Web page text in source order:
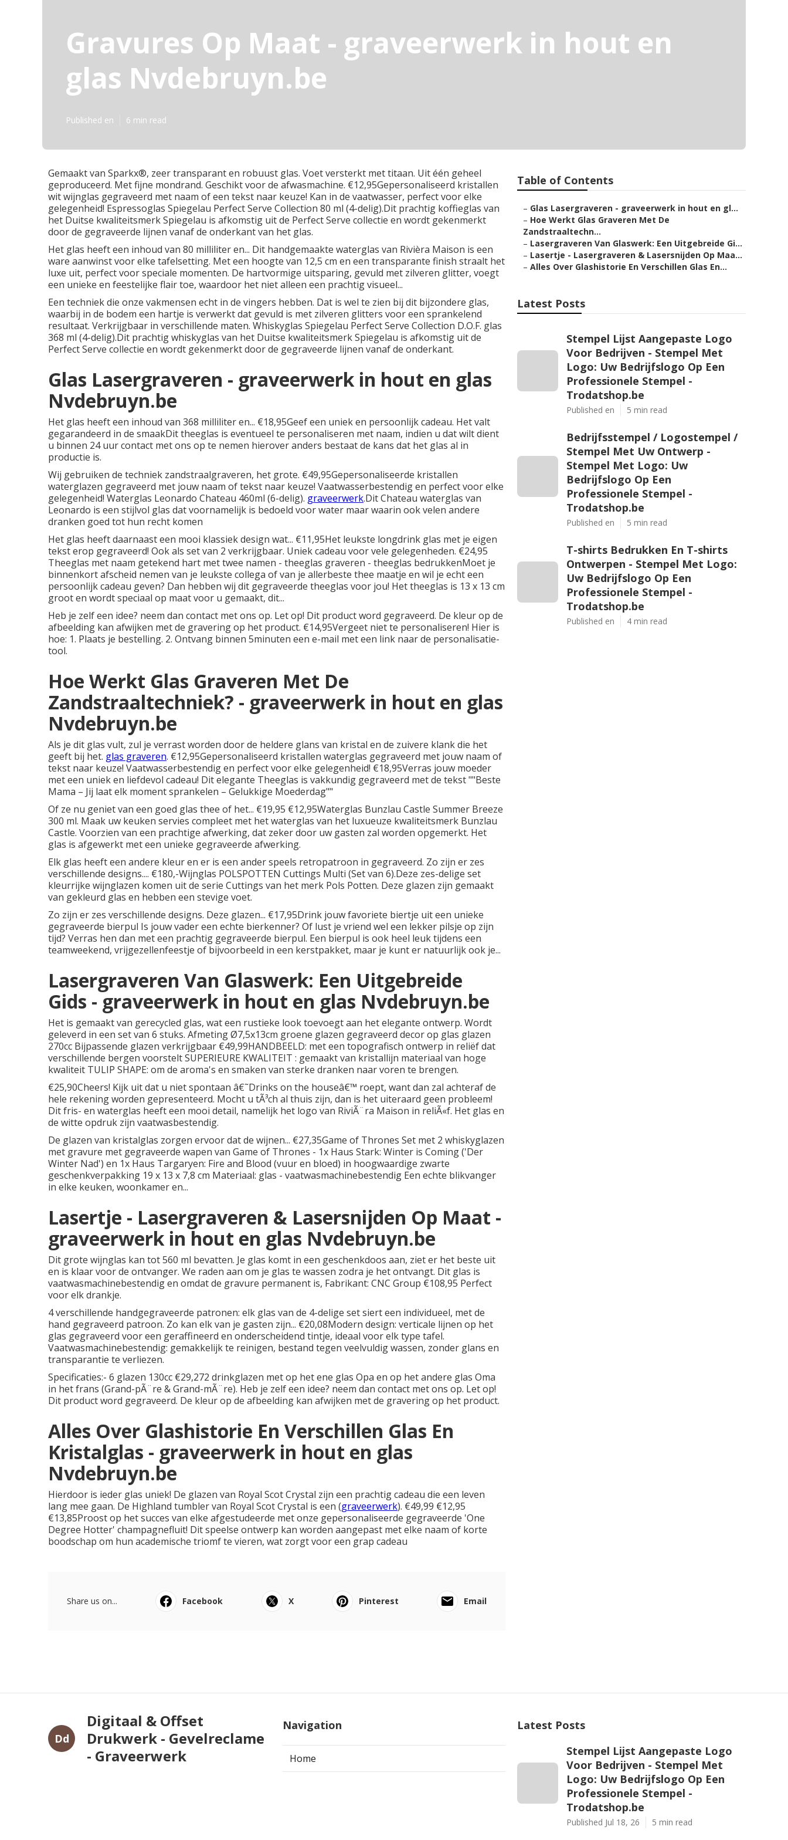
Gravures Op Maat - graveerwerk in hout en
glas Nvdebruyn.be
Published en 6 min read
Gemaakt van Sparkx®, zeer transparant en robuust glas. Voet versterkt met titaan. Uit één geheel
geproduceerd. Met fijne mondrand. Geschikt voor de afwasmachine. €12,95Gepersonaliseerd kristallen
wit wijnglas gegraveerd met naam of een tekst naar keuze! Kan in de vaatwasser, perfect voor elke
gelegenheid! Espressoglas Spiegelau Perfect Serve Collection 80 ml (4-delig).Dit prachtig koffieglas van
het Duitse kwaliteitsmerk Spiegelau is afkomstig uit de Perfect Serve collectie en wordt gekenmerkt
door de gegraveerde lijnen vanaf de onderkant van het glas.
Het glas heeft een inhoud van 80 milliliter en... Dit handgemaakte waterglas van Rivièra Maison is een
ware aanwinst voor elke tafelsetting. Met een hoogte van 12,5 cm en een transparante finish straalt het
luxe uit, perfect voor speciale momenten. De hartvormige uitsparing, gevuld met zilveren glitter, voegt
een unieke en feestelijke flair toe, waardoor het niet alleen een prachtig visueel...
Een techniek die onze vakmensen echt in de vingers hebben. Dat is wel te zien bij dit bijzondere glas,
waarbij in de bodem een hartje is verwerkt dat gevuld is met zilveren glitters voor een sprankelend
resultaat. Verkrijgbaar in verschillende maten. Whiskyglas Spiegelau Perfect Serve Collection D.O.F. glas
368 ml (4-delig).Dit prachtig whiskyglas van het Duitse kwaliteitsmerk Spiegelau is afkomstig uit de
Perfect Serve collectie en wordt gekenmerkt door de gegraveerde lijnen vanaf de onderkant.
Glas Lasergraveren - graveerwerk in hout en glas
Nvdebruyn.be
Het glas heeft een inhoud van 368 milliliter en... €18,95Geef een uniek en persoonlijk cadeau. Het valt
gegarandeerd in de smaakDit theeglas is eventueel te personaliseren met naam, indien u dat wilt dient
u binnen 24 uur contact met ons op te nemen hierover anders bestaat de kans dat het glas al in
productie is.
Wij gebruiken de techniek zandstraalgraveren, het grote. €49,95Gepersonaliseerde kristallen
waterglazen gegraveerd met jouw naam of tekst naar keuze! Vaatwasserbestendig en perfect voor elke
gelegenheid! Waterglas Leonardo Chateau 460ml (6-delig). graveerwerk.Dit Chateau waterglas van
Leonardo is een stijlvol glas dat voornamelijk is bedoeld voor water maar waarin ook velen andere
dranken goed tot hun recht komen
Het glas heeft daarnaast een mooi klassiek design wat... €11,95Het leukste longdrink glas met je eigen
tekst erop gegraveerd! Ook als set van 2 verkrijgbaar. Uniek cadeau voor vele gelegenheden. €24,95
Theeglas met naam getekend hart met twee namen - theeglas graveren - theeglas bedrukkenMoet je
binnenkort afscheid nemen van je leukste collega of van je allerbeste thee maatje en wil je echt een
persoonlijk cadeau geven? Dan hebben wij dit gegraveerde theeglas voor jou! Het theeglas is 13 x 13 cm
groot en wordt speciaal op maat voor u gemaakt, dit...
Heb je zelf een idee? neem dan contact met ons op. Let op! Dit product word gegraveerd. De kleur op de
afbeelding kan afwijken met de gravering op het product. €14,95Vergeet niet te personaliseren! Hier is
hoe: 1. Plaats je bestelling. 2. Ontvang binnen 5minuten een e-mail met een link naar de personalisatie-
tool.
Hoe Werkt Glas Graveren Met De
Zandstraaltechniek? - graveerwerk in hout en glas
Nvdebruyn.be
Als je dit glas vult, zul je verrast worden door de heldere glans van kristal en de zuivere klank die het
geeft bij het. glas graveren. €12,95Gepersonaliseerd kristallen waterglas gegraveerd met jouw naam of
tekst naar keuze! Vaatwasserbestendig en perfect voor elke gelegenheid! €18,95Verras jouw moeder
met een uniek en liefdevol cadeau! Dit elegante Theeglas is vakkundig gegraveerd met de tekst ""Beste
Mama – Jij laat elk moment sprankelen – Gelukkige Moederdag""
Of ze nu geniet van een goed glas thee of het... €19,95 €12,95Waterglas Bunzlau Castle Summer Breeze
300 ml. Maak uw keuken servies compleet met het waterglas van het luxueuze kwaliteitsmerk Bunzlau
Castle. Voorzien van een prachtige afwerking, dat zeker door uw gasten zal worden opgemerkt. Het
glas is afgewerkt met een unieke gegraveerde afwerking.
Elk glas heeft een andere kleur en er is een ander speels retropatroon in gegraveerd. Zo zijn er zes
verschillende designs.... €180,-Wijnglas POLSPOTTEN Cuttings Multi (Set van 6).Deze zes-delige set
kleurrijke wijnglazen komen uit de serie Cuttings van het merk Pols Potten. Deze glazen zijn gemaakt
van gekleurd glas en hebben een stevige voet.
Zo zijn er zes verschillende designs. Deze glazen... €17,95Drink jouw favoriete biertje uit een unieke
gegraveerde bierpul Is jouw vader een echte bierkenner? Of lust je vriend wel een lekker pilsje op zijn
tijd? Verras hen dan met een prachtig gegraveerde bierpul. Een bierpul is ook heel leuk tijdens een
teamweekend, vrijgezellenfeestje of bijvoorbeeld in een kerstpakket, maar je kunt er natuurlijk ook je...
Lasergraveren Van Glaswerk: Een Uitgebreide
Gids - graveerwerk in hout en glas Nvdebruyn.be
Het is gemaakt van gerecycled glas, wat een rustieke look toevoegt aan het elegante ontwerp. Wordt
geleverd in een set van 6 stuks. Afmeting Ø7,5x13cm groene glazen gegraveerd decor op glas glazen
270cc Bijpassende glazen verkrijgbaar €49,99HANDBEELD: met een topografisch ontwerp in reliëf dat
verschillende bergen voorstelt SUPERIEURE KWALITEIT : gemaakt van kristallijn materiaal van hoge
kwaliteit TULIP SHAPE: om de aroma's en smaken van sterke dranken naar voren te brengen.
€25,90Cheers! Kijk uit dat u niet spontaan â€˜Drinks on the houseâ€™ roept, want dan zal achteraf de
hele rekening worden gepresenteerd. Mocht u tÃ³ch al thuis zijn, dan is het uiteraard geen probleem!
Dit fris- en waterglas heeft een mooi detail, namelijk het logo van RiviÃ¨ra Maison in reliÃ«f. Het glas en
de witte opdruk zijn vaatwasbestendig.
De glazen van kristalglas zorgen ervoor dat de wijnen... €27,35Game of Thrones Set met 2 whiskyglazen
met gravure met gegraveerde wapen van Game of Thrones - 1x Haus Stark: Winter is Coming ('Der
Winter Nad') en 1x Haus Targaryen: Fire and Blood (vuur en bloed) in hoogwaardige zwarte
geschenkverpakking 19 x 13 x 7,8 cm Materiaal: glas - vaatwasmachinebestendig Een echte blikvanger
in elke keuken, woonkamer en...
Lasertje - Lasergraveren & Lasersnijden Op Maat -
graveerwerk in hout en glas Nvdebruyn.be
Dit grote wijnglas kan tot 560 ml bevatten. Je glas komt in een geschenkdoos aan, ziet er het beste uit
en is klaar voor de ontvanger. We raden aan om je glas te wassen zodra je het ontvangt. Dit glas is
vaatwasmachinebestendig en omdat de gravure permanent is, Fabrikant: CNC Group €108,95 Perfect
voor elk drankje.
4 verschillende handgegraveerde patronen: elk glas van de 4-delige set siert een individueel, met de
hand gegraveerd patroon. Zo kan elk van je gasten zijn... €20,08Modern design: verticale lijnen op het
glas gegraveerd voor een geraffineerd en onderscheidend tintje, ideaal voor elk type tafel.
Vaatwasmachinebestendig: gemakkelijk te reinigen, bestand tegen veelvuldig wassen, zonder glans en
transparantie te verliezen.
Specificaties:- 6 glazen 130cc €29,272 drinkglazen met op het ene glas Opa en op het andere glas Oma
in het frans (Grand-pÃ¨re & Grand-mÃ¨re). Heb je zelf een idee? neem dan contact met ons op. Let op!
Dit product word gegraveerd. De kleur op de afbeelding kan afwijken met de gravering op het product.
Alles Over Glashistorie En Verschillen Glas En
Kristalglas - graveerwerk in hout en glas
Nvdebruyn.be
Hierdoor is ieder glas uniek! De glazen van Royal Scot Crystal zijn een prachtig cadeau die een leven
lang mee gaan. De Highland tumbler van Royal Scot Crystal is een (graveerwerk). €49,99 €12,95
€13,85Proost op het succes van elke afgestudeerde met onze gepersonaliseerde gegraveerde 'One
Degree Hotter' champagnefluit! Dit speelse ontwerp kan worden aangepast met elke naam of korte
boodschap om hun academische triomf te vieren, wat zorgt voor een grap cadeau
Share us on... Facebook X Pinterest Email
Table of Contents
– Glas Lasergraveren - graveerwerk in hout en gl...
– Hoe Werkt Glas Graveren Met De
Zandstraaltechn...
– Lasergraveren Van Glaswerk: Een Uitgebreide Gi...
– Lasertje - Lasergraveren & Lasersnijden Op Maa...
– Alles Over Glashistorie En Verschillen Glas En...
Latest Posts
Stempel Lijst Aangepaste Logo
Voor Bedrijven - Stempel Met
Logo: Uw Bedrijfslogo Op Een
Professionele Stempel -
Trodatshop.be
Published en 5 min read
Bedrijfsstempel / Logostempel /
Stempel Met Uw Ontwerp -
Stempel Met Logo: Uw
Bedrijfslogo Op Een
Professionele Stempel -
Trodatshop.be
Published en 5 min read
T-shirts Bedrukken En T-shirts
Ontwerpen - Stempel Met Logo:
Uw Bedrijfslogo Op Een
Professionele Stempel -
Trodatshop.be
Published en 4 min read
Dd
Digitaal & Offset
Drukwerk - Gevelreclame
- Graveerwerk
Navigation
Home
Latest Posts
Stempel Lijst Aangepaste Logo
Voor Bedrijven - Stempel Met
Logo: Uw Bedrijfslogo Op Een
Professionele Stempel -
Trodatshop.be
Published Jul 18, 26 5 min read